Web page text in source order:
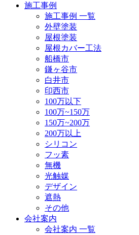
施工事例
施工事例 一覧
外壁塗装
屋根塗装
屋根カバー工法
船橋市
鎌ヶ谷市
白井市
印西市
100万以下
100万~150万
150万~200万
200万以上
シリコン
フッ素
無機
光触媒
デザイン
遮熱
その他
会社案内
会社案内 一覧